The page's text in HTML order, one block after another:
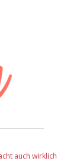
auch wirklich